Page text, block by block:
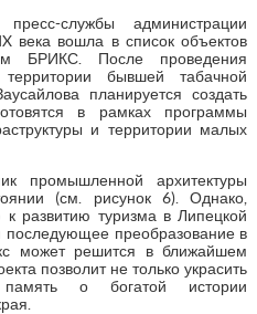
службы администрации
века вошла в список объектов
БРИКС. После проведения
бывшей табачной
планируется создать
в рамках программы
и территории малых
промышленной архитектуры
(см. рисунок 6). Однако,
развитию туризма в Липецкой
последующее преобразование в
может решится в ближайшем
позволит не только украсить
о богатой истории